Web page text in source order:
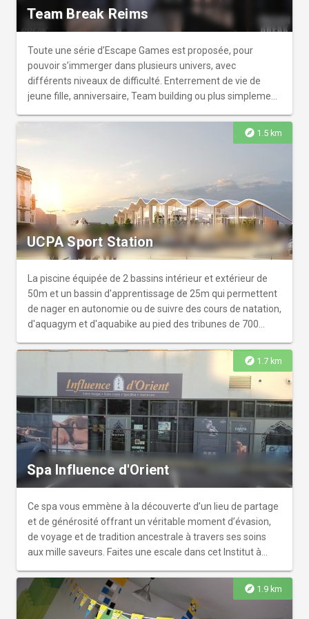
le vignoble depuis les airs. Après l'exploration terrestre,
revivez l'expérience avec une vue aérienne
époustouflante, observant les patchworks de vignes et les
charmants villages d'en haut. Vivez des moments
mémorables dans l'un des plus beaux vignobles du
monde, où aventure, luxe, authenticité et plaisir se
rencontrent. Profitez de dégustations, visites de caves,
Team Break Reims
Toute une série d’Escape Games est proposée, pour
pouvoir s’immerger dans plusieurs univers, avec
différents niveaux de difficulté. Enterrement de vie de
jeune fille, anniversaire, Team building ou plus simplement
surprise sera totale ! Séminaires, cocktails ou autres
évènements peuvent être réalisés grâce à différentes
privatisation des espaces. 400 m2 de superficie, 5 salles, 2
concepts !
explore 1.5 km
UCPA Sport Station
La piscine équipée de 2 bassins intérieur et extérieur de
50m et un bassin d'apprentissage de 25m qui permettent
de nager en autonomie ou de suivre des cours de natation,
d'aquagym et d'aquabike au pied des tribunes de 700
250m2, toboggan, pataugeoire, pentagliss et multiples
jeux en eaux peu profondes pour sauter, glisser et profiter
de toutes les installations avec les enfants ! Pour tous : un
bassin bien-être adulte de 100m2, un espace détente, une
rivière à courant, des solariums... Une patinoire intérieure
et extérieure de plus de 800 m2, un espace fitness et
cross training, balnéo équipée de douches et jets, jacuzzi,
sauna et hammam, un espace « raquette » composé de 4
courts de squash et 2 de padel.
explore 1.7 km
Spa Influence d'Orient
Ce spa vous emmène à la découverte d’un lieu de partage
et de générosité offrant un véritable moment d’évasion,
de voyage et de tradition ancestrale à travers ses soins
aux mille saveurs. Faites une escale dans cet Institut à
explore 1.9 km